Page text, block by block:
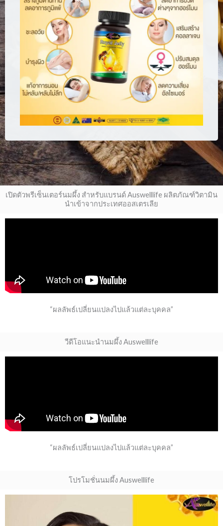
เปิดตัวพรีเซ็นเตอร์นมผึ้ง สำหรับแบรนด์ Auswelllife ผลิตภัณฑ์วิตามิน
นำเข้าจากประเทศออสเตรเลีย
“ผลลัพธ์เปลี่ยนแปลงไปแล้วแต่ละบุคคล”
วีดีโอแนะนำนมผึ้ง Auswelllife
“ผลลัพธ์เปลี่ยนแปลงไปแล้วแต่ละบุคคล”
โปรโมชั่นนมผึ้ง Auswelllife